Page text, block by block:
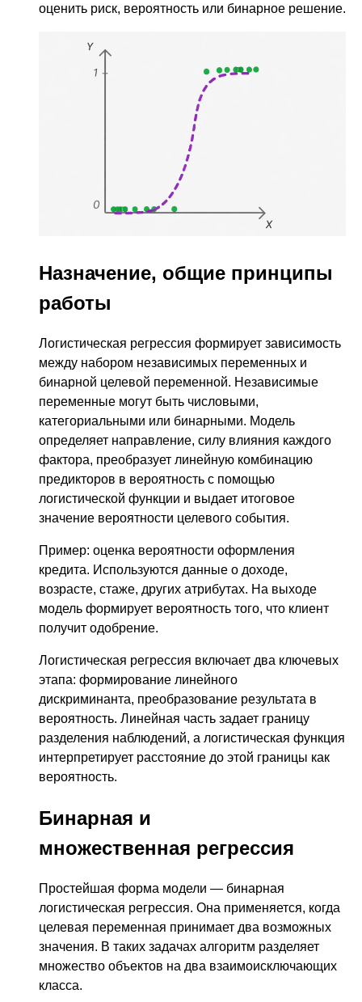
оценить риск, вероятность или бинарное решение.
Назначение, общие принципы
работы
Логистическая регрессия формирует зависимость
между набором независимых переменных и
бинарной целевой переменной. Независимые
переменные могут быть числовыми,
категориальными или бинарными. Модель
определяет направление, силу влияния каждого
фактора, преобразует линейную комбинацию
предикторов в вероятность с помощью
логистической функции и выдает итоговое
значение вероятности целевого события.
Пример: оценка вероятности оформления
кредита. Используются данные о доходе,
возрасте, стаже, других атрибутах. На выходе
модель формирует вероятность того, что клиент
получит одобрение.
Логистическая регрессия включает два ключевых
этапа: формирование линейного
дискриминанта, преобразование результата в
вероятность. Линейная часть задает границу
разделения наблюдений, а логистическая функция
интерпретирует расстояние до этой границы как
вероятность.
Бинарная и
множественная регрессия
Простейшая форма модели — бинарная
логистическая регрессия. Она применяется, когда
целевая переменная принимает два возможных
значения. В таких задачах алгоритм разделяет
множество объектов на два взаимоисключающих
класса.